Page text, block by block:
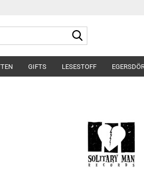
GIFTS LESESTOFF